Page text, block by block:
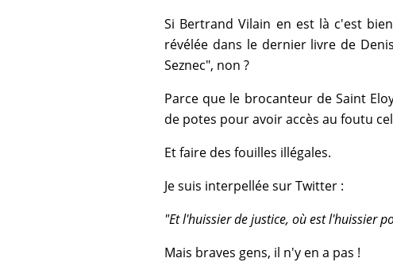
Si Bertrand Vilain en est là c'est
révélée dans le dernier livre de
Seznec", non ?
Parce que le brocanteur de Saint
de potes pour avoir accès au foutu
Et faire des fouilles illégales.
Je suis interpellée sur Twitter :
"Et l'huissier de justice, où est l'huissier
Mais braves gens, il n'y en a pas !